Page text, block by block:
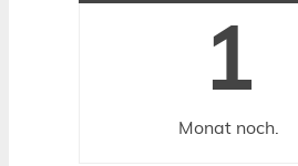
1
Monat noch.